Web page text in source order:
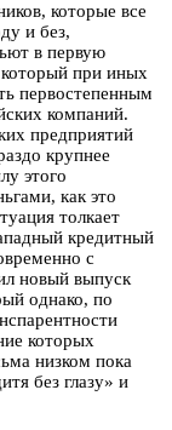
которые все
и без,
в первую
при иных
первостепенным
компаний.
предприятий
крупнее
этого
как это
толкает
кредитный
с
новый выпуск
однако, по
которых
низком пока
без глазу» и